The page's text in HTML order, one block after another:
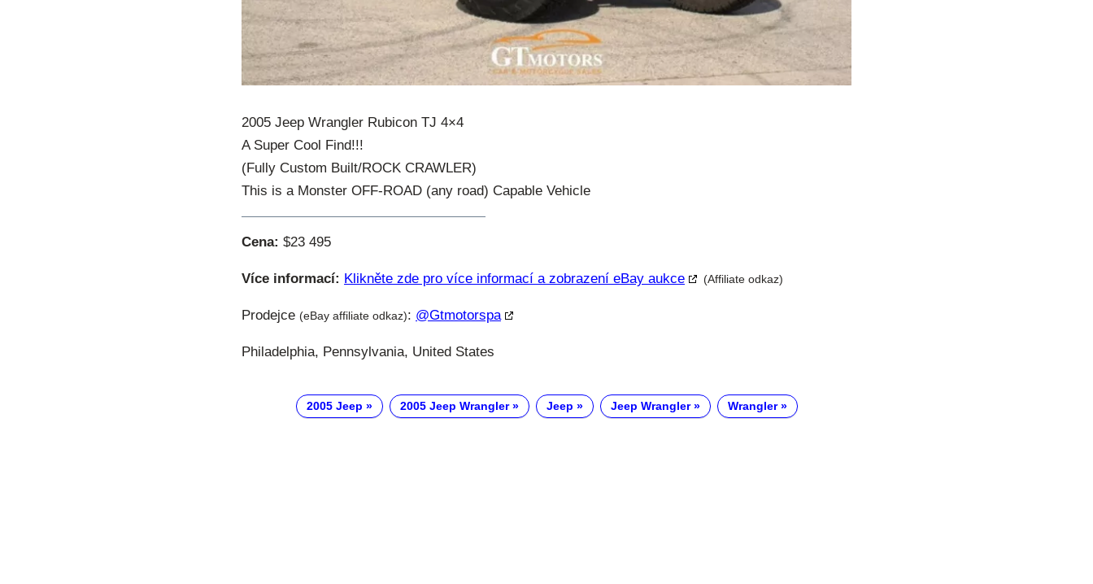
2005 Jeep Wrangler Rubicon TJ 4×4
A Super Cool Find!!!
(Fully Custom Built/ROCK CRAWLER)
This is a Monster OFF-ROAD (any road) Capable Vehicle
Cena: $23 495
Více informací: Klikněte zde pro více informací a zobrazení eBay aukce (Affiliate odkaz)
Prodejce (eBay affiliate odkaz): @gtmotorspa
Philadelphia, Pennsylvania, United States
2005 Jeep 2005 Jeep Wrangler Jeep Jeep Wrangler Wrangler